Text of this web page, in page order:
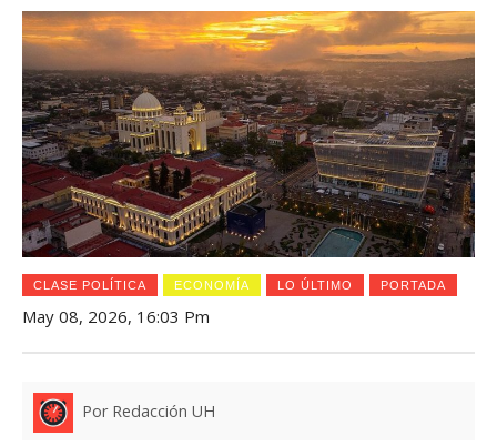
CLASE POLÍTICA ECONOMÍA LO ÚLTIMO PORTADA
May 08, 2026, 16:03 Pm
Por Redacción UH